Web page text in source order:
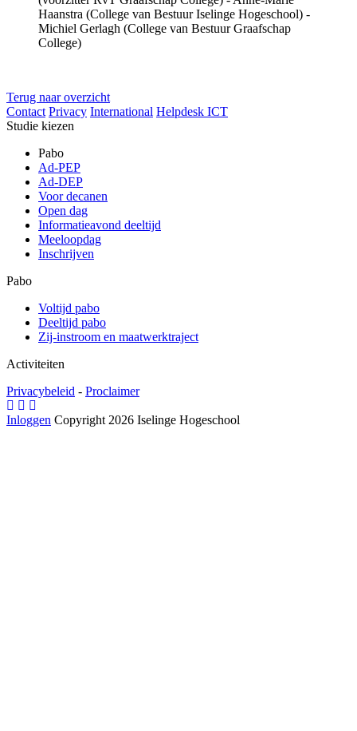
Haanstra (College van Bestuur Iselinge Hogeschool) -
Michiel Gerlagh (College van Bestuur Graafschap
College)
Terug naar overzicht
Contact Privacy International Helpdesk ICT
Studie kiezen
Pabo
Ad-PEP
Ad-DEP
Voor decanen
Open dag
Informatieavond deeltijd
Meeloopdag
Inschrijven
Pabo
Voltijd pabo
Deeltijd pabo
Zij-instroom en maatwerktraject
Activiteiten
Privacybeleid - Proclaimer
Inloggen Copyright 2026 Iselinge Hogeschool